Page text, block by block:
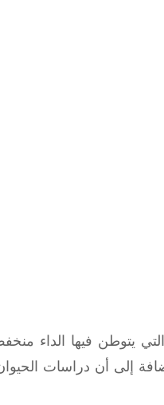
التي يتوطن فيها
إلى أن دراسات